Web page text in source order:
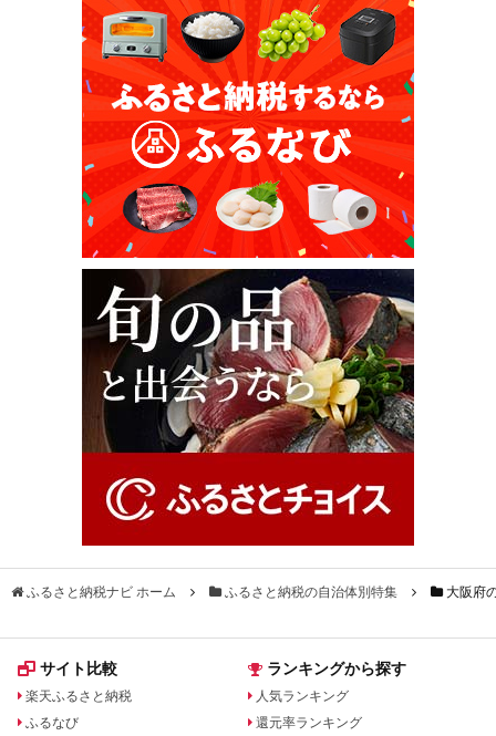
ふるさと納税ナビ ホーム ふるさと納税の自治体別特集 大阪府
サイト比較
楽天ふるさと納税
ふるなび
ランキングから探す
人気ランキング
還元率ランキング